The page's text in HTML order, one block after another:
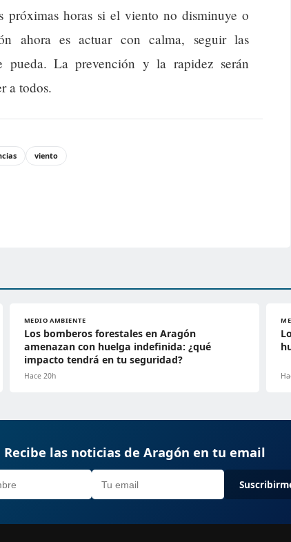
próximas horas si el viento no disminuye o
ahora es actuar con calma, seguir las
La prevención y la rapidez serán
a todos.
viento
MEDIO AMBIENTE
Los bomberos forestales en Aragón
amenazan con huelga indefinida: ¿qué
impacto tendrá en tu seguridad?
Hace 20h
Recibe las noticias de Aragón en tu email